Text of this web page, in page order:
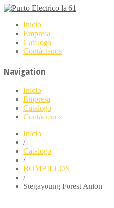
Inicio
Empresa
Catalogo
Contáctenos
Navigation
Inicio
Empresa
Catalogo
Contáctenos
Inicio
/
Catalogo
/
BOMBILLOS
/
Stegayoung Forest Anion